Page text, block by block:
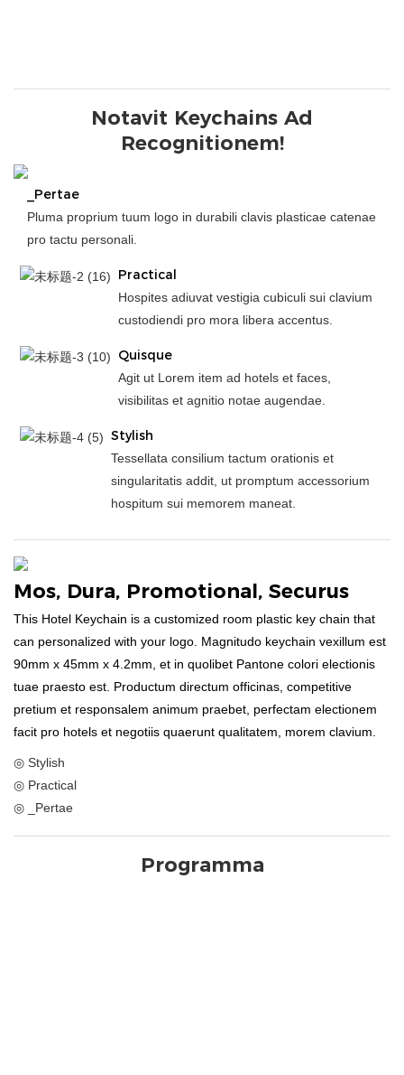
Notavit Keychains Ad
Recognitionem!
_Pertae
Pluma proprium tuum logo in durabili clavis plasticae catenae
pro tactu personali.
Practical
Hospites adiuvat vestigia cubiculi sui clavium
custodiendi pro mora libera accentus.
Quisque
Agit ut Lorem item ad hotels et faces,
visibilitas et agnitio notae augendae.
Stylish
Tessellata consilium tactum orationis et
singularitatis addit, ut promptum accessorium
hospitum sui memorem maneat.
Mos, Dura, Promotional, Securus
This Hotel Keychain is a customized room plastic key chain that
can personalized with your logo. Magnitudo keychain vexillum est
90mm x 45mm x 4.2mm, et in quolibet Pantone colori electionis
tuae praesto est. Productum directum officinas, competitive
pretium et responsalem animum praebet, perfectam electionem
facit pro hotels et negotiis quaerunt qualitatem, morem clavium.
◎ Stylish
◎ Practical
◎ _Pertae
Programma